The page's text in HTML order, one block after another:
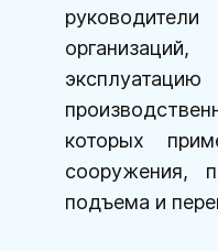
которых
сооружения,
подъема и